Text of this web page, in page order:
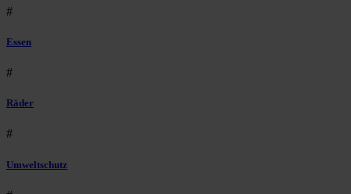
#
Essen
#
Räder
#
Umweltschutz